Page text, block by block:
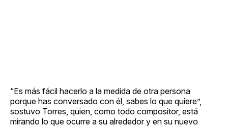
“Es más fácil hacerlo a la medida de otra persona
porque has conversado con él, sabes lo que quiere”,
sostuvo Torres, quien, como todo compositor, está
mirando lo que ocurre a su alrededor y en su nuevo